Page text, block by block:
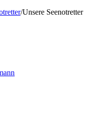
/Unsere Seenotretter